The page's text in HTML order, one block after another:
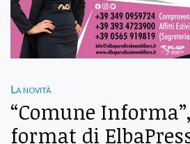
La novità
“Comune
format di